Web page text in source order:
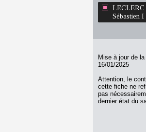
LECLERC
Sébastien I
Mise à jour de
16/01/2025
Attention, le
cette fiche ne
pas
dernier état du